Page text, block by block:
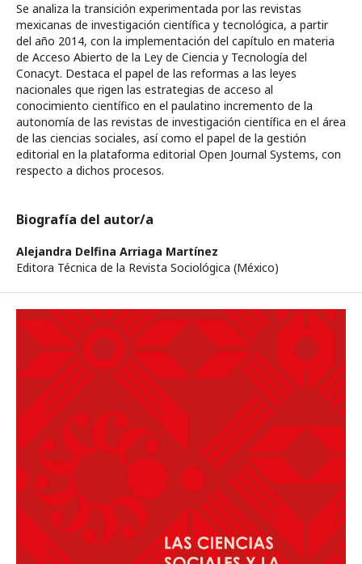
Se analiza la transición experimentada por las revistas
mexicanas de investigación científica y tecnológica, a partir
del año 2014, con la implementación del capítulo en materia
de Acceso Abierto de la Ley de Ciencia y Tecnología del
Conacyt. Destaca el papel de las reformas a las leyes
nacionales que rigen las estrategias de acceso al
conocimiento científico en el paulatino incremento de la
autonomía de las revistas de investigación científica en el área
de las ciencias sociales, así como el papel de la gestión
editorial en la plataforma editorial Open Journal Systems, con
respecto a dichos procesos.
Biografía del autor/a
Alejandra Delfina Arriaga Martínez
Editora Técnica de la Revista Sociológica (México)